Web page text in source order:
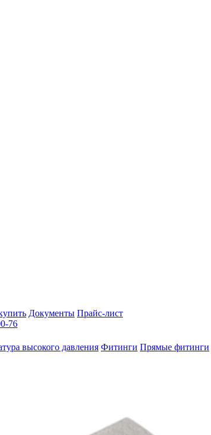
Документы Прайс-лист
76
высокого давления Фитинги Прямые фитинги